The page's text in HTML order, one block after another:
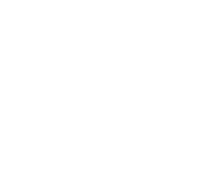
定期於Black
會發表前瞻演